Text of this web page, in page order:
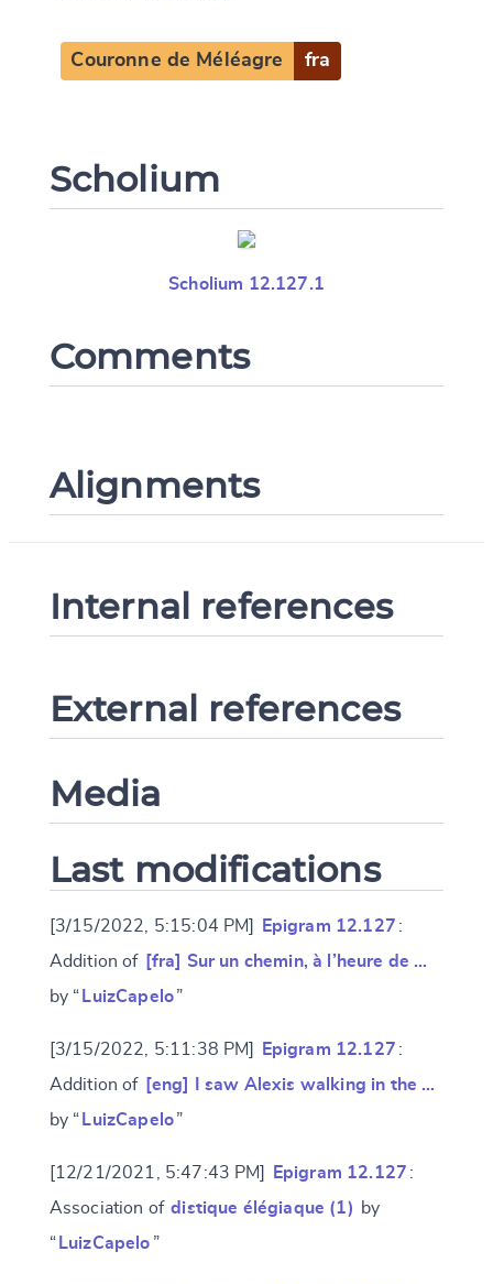
Couronne de Méléagre fra
Scholium
Scholium 12.127.1
Comments
Alignments
Internal references
External references
Media
Last modifications
[3/15/2022, 5:15:04 PM] Epigram 12.127 :
Addition of [fra] Sur un chemin, à l’heure de …
by “ LuizCapelo”
[3/15/2022, 5:11:38 PM] Epigram 12.127 :
Addition of [eng] I saw Alexis walking in the …
by “ LuizCapelo”
[12/21/2021, 5:47:43 PM] Epigram 12.127 :
Association of distique élégiaque (1)
by
“ LuizCapelo ”